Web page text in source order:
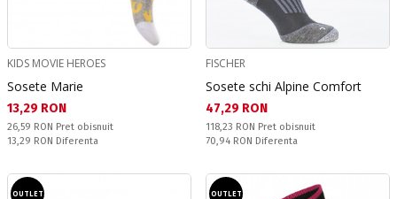
KIDS MOVIE HEROES
Sosete Marie
Текуща цена:
13,29 RON
Pret obisnuit:
26,59 RON Pret obisnuit
Спестявате:
13,29 RON Diferenta
FISCHER
Sosete schi Alpine Comfort
Текуща цена:
47,29 RON
Pret obisnuit:
118,23 RON Pret obisnuit
Спестявате:
70,94 RON Diferenta
OUTLET OUTLET